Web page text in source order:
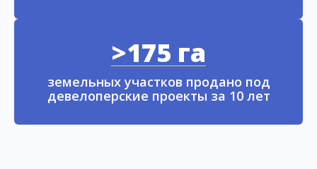
>175 га
земельных участков продано под
девелоперские проекты за 10 лет